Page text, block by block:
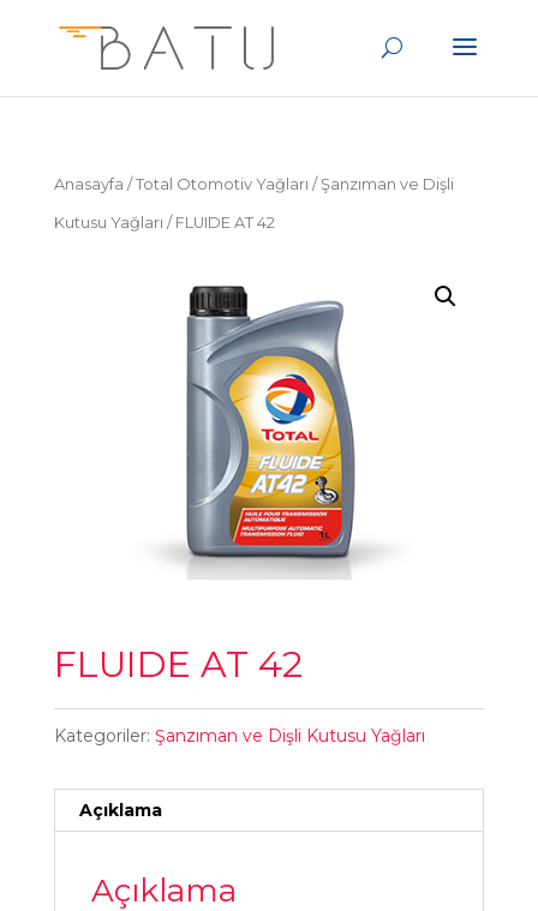
Anasayfa / Total Otomotiv Yağları / Şanzıman ve Dişli
Kutusu Yağları / FLUIDE AT 42
FLUIDE AT 42
Kategoriler: Şanzıman ve Dişli Kutusu Yağları
Açıklama
Açıklama